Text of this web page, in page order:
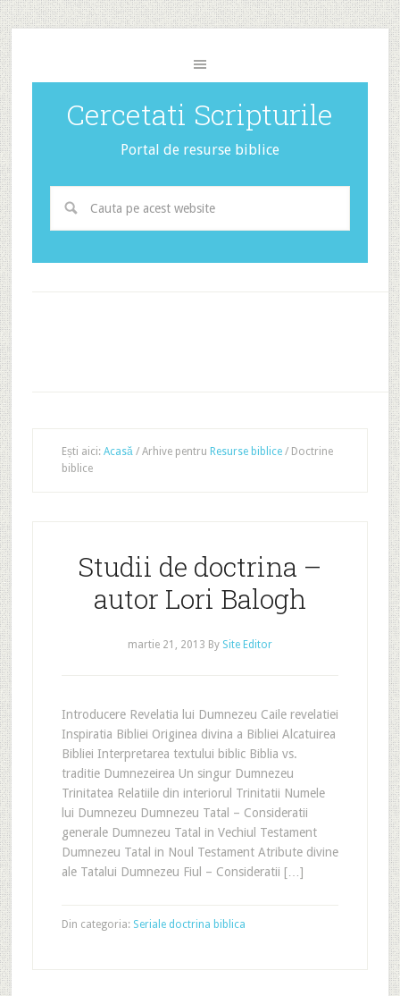
Cercetati Scripturile
Portal de resurse biblice
Ești aici: Acasă /Arhive pentru Resurse biblice /Doctrine
biblice
Studii de doctrina –
autor Lori Balogh
martie 21, 2013 By Site Editor
Introducere Revelatia lui Dumnezeu Caile revelatiei
Inspiratia Bibliei Originea divina a Bibliei Alcatuirea
Bibliei Interpretarea textului biblic Biblia vs.
traditie Dumnezeirea Un singur Dumnezeu
Trinitatea Relatiile din interiorul Trinitatii Numele
lui Dumnezeu Dumnezeu Tatal – Consideratii
generale Dumnezeu Tatal in Vechiul Testament
Dumnezeu Tatal in Noul Testament Atribute divine
ale Tatalui Dumnezeu Fiul – Consideratii […]
Din categoria: Seriale doctrina biblica